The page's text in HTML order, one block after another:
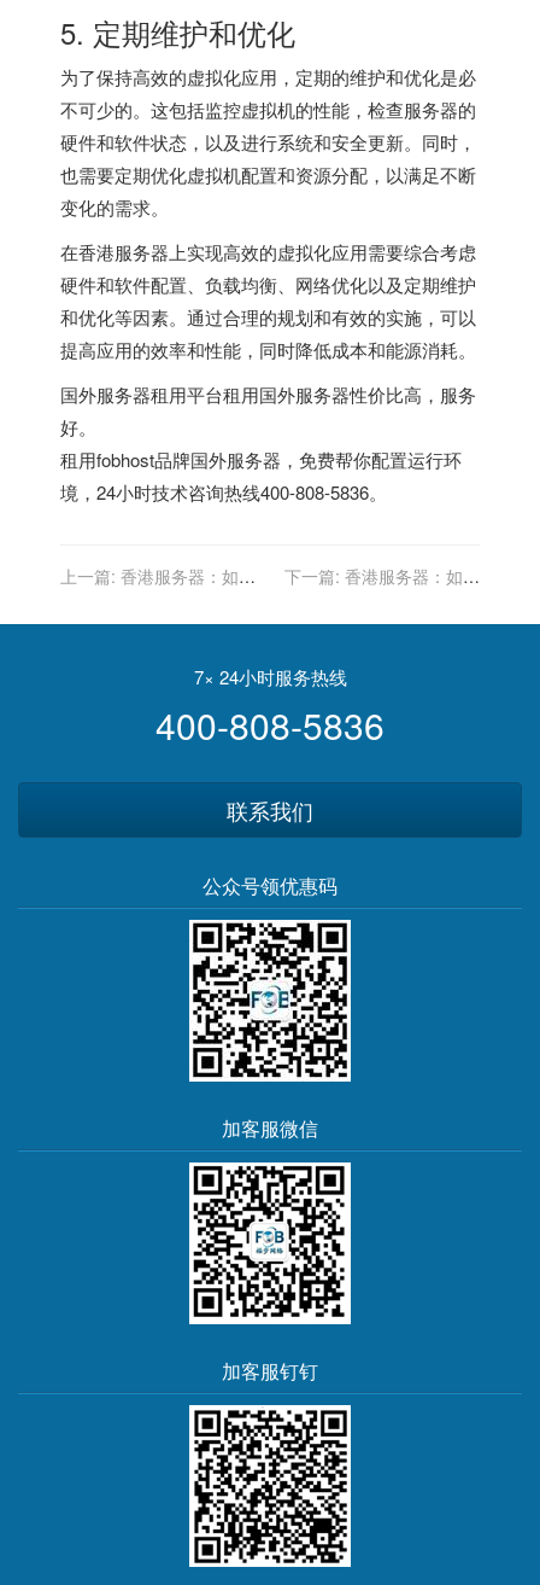
5. 定期维护和优化
为了保持高效的虚拟化应用，定期的维护和优化是必
不可少的。这包括监控虚拟机的性能，检查服务器的
硬件和软件状态，以及进行系统和安全更新。同时，
也需要定期优化虚拟机配置和资源分配，以满足不断
变化的需求。
在香港服务器 上实现高效的虚拟化应用需要综合考虑
硬件和软件配置、负载均衡、网络优化以及定期维护
和优化等因素。通过合理的规划和有效的实施，可以
提高应用的效率和性能，同时降低成本和能源消耗。
国外服务器租用平台租用国外服务器性价比高，服务
好。
租用fobhost品牌国外服务器，免费帮你配置运行环
境，24小时技术咨询热线400-808-5836。
上一篇: 香港服务器：如何
复？
下一篇: 香港服务器：如何
全？
7× 24小时服务热线
400-808-5836
联系我们
公众号领优惠码
加客服微信
加客服钉钉